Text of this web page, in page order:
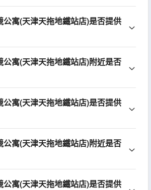
寓(天津天拖地鐵站店)是否提供
寓(天津天拖地鐵站店)附近是否
寓(天津天拖地鐵站店)是否提供
寓(天津天拖地鐵站店)附近是否
寓(天津天拖地鐵站店)是否提供